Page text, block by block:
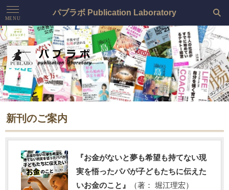
パブラボ Publication Laboratory
MENU
HOME
Live
Book
Company
新刊のご案内
『お金がないと夢も希望も持てない現
実を悟ったパパが子どもたちに伝えた
いお金のこと』
（著： 堀江理宏）